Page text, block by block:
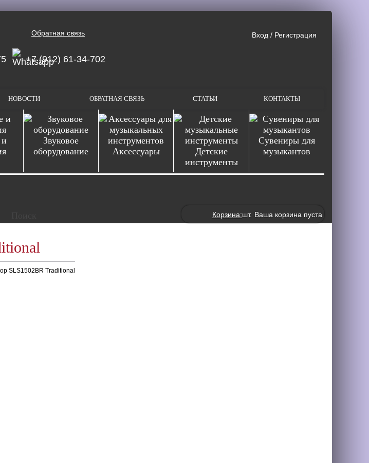
Обратная связь Вход / Регистрация
+7 (912) 61-34-702
НОВОСТИ ОБРАТНАЯ СВЯЗЬ СТАТЬИ КОНТАКТЫ
Звуковое
оборудование
Аксессуары
Детские
инструменты
Сувениры для
музыкантов
Корзина:шт. Ваша корзина пуста
SLS1502BR Traditional